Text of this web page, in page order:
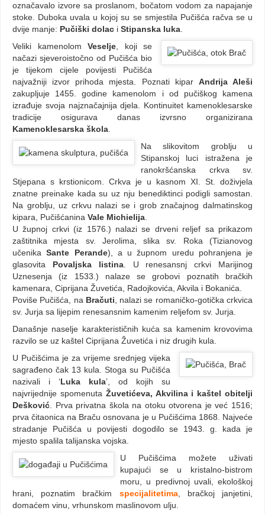
označavalo izvore sa proslanom, bočatom vodom za napajanje
stoke. Duboka uvala u kojoj su se smjestila Pučišća račva se u
dvije manje: Pučiški dolac i Stipanska luka
Veliki kamenolom Veselje , koji se
načazi sjeveroistočno od Pučišća bio
je tijekom cijele povijesti Pučišća
najvažniji izvor prihoda mjesta. Poznati kipar Andrija Aleši
zakupljuje 1455. godine kamenolom i od pučiškog kamena
izrađuje svoja najznačajnija djela. Kontinuitet kamenoklesarske
tradicije osigurava danas izvrsno organizirana
Kamenoklesarska škola
Na slikovitom groblju u
Stipanskoj luci istražena je
ranokršćanska crkva sv.
Stjepana s krstionicom. Crkva je u kasnom XI. St. doživjela
znatne preinake kada su uz nju benediktinci podigli samostan.
Na groblju, uz crkvu nalazi se i grob značajnog dalmatinskog
kipara, Pučišćanina Vale Michielija
U župnoj crkvi (iz 1576.) nalazi se drveni reljef sa prikazom
zaštitnika mjesta sv. Jerolima, slika sv. Roka (Tizianovog
učenikaSante Perande), a u župnom uredu pohranjena je
glasovita Povaljska listina. U renesansnj crkvi Marijinog
Uznesenja (iz 1533.) nalaze se grobovi poznatih bračkih
kamenara, Ciprijana Žuvetića, Radojkovića, Akvila i Bokanića.
Poviše Pučišća, na Bračuti , nalazi se romaničko-gotička crkvica
sv. Jurja sa lijepim renesansnim kamenim reljefom sv. Jurja.
Današnje naselje karakterističnih kuća sa kamenim krovovima
razvilo se uz kaštel Ciprijana Žuvetića i niz drugih kula.
U Pučišćima je za vrijeme srednjeg vijeka
sagrađeno čak 13 kula. Stoga su Pučišća
nazivali i ‘Luka kula’, od kojih su
najvrijednije spomenuta Žuvetićeva, Akvilina i kaštel obitelji
Dešković . Prva privatna škola na otoku otvorena je već 1516;
prva čitaonica na Braču osnovana je u Pučišćima 1868. Najveće
stradanje Pučišća u povijesti dogodilo se 1943. g. kada je
mjesto spalila talijanska vojska.
U Pučišćima možete uživati
kupajući se u kristalno-bistrom
moru, u predivnoj uvali, ekološkoj
hrani, poznatim bračkim specijalitetima, bračkoj janjetini,
domaćem vinu, vrhunskom maslinovom ulju.